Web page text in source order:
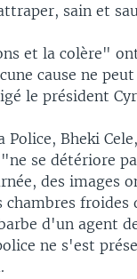
sain et
et la colère"
cause ne
le président
Police, Bheki
se détériore
des images
froides
d'un agent
ne s'est